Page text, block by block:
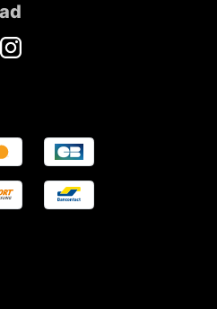
Instagram